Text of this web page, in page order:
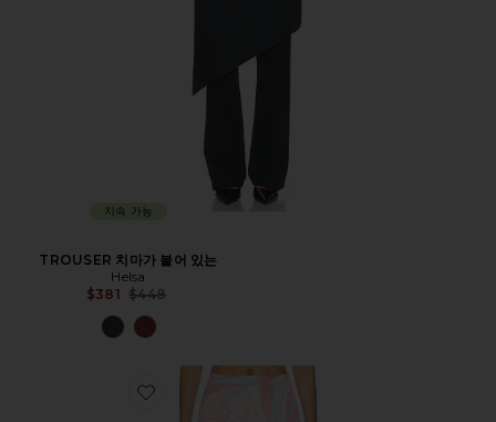
지속 가능
TROUSER 치마가 붙어 있는
Helsa
$381 전 가격:
$448